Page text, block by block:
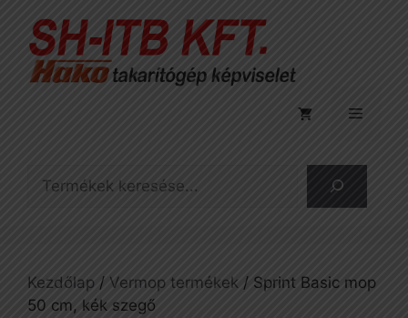
tartalomba
Menü
Kezdőlap / Vermop termékek / Sprint Basic mop
50 cm, kék szegő